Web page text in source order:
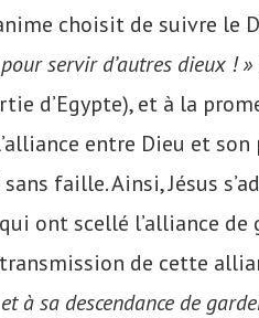
choisit de suivre le
servir d’autres dieux ! »
d’Egypte), et à la
entre Dieu et son
faille. Ainsi, Jésus
ont scellé l’alliance
de cette
à sa descendance de